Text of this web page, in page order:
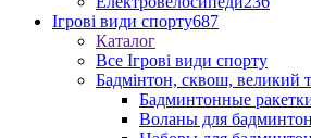
Ігрові види спорту687
Каталог
Все Ігрові види спорту
Бадмінтон, сквош, великий
Бадминтонные
Воланы для